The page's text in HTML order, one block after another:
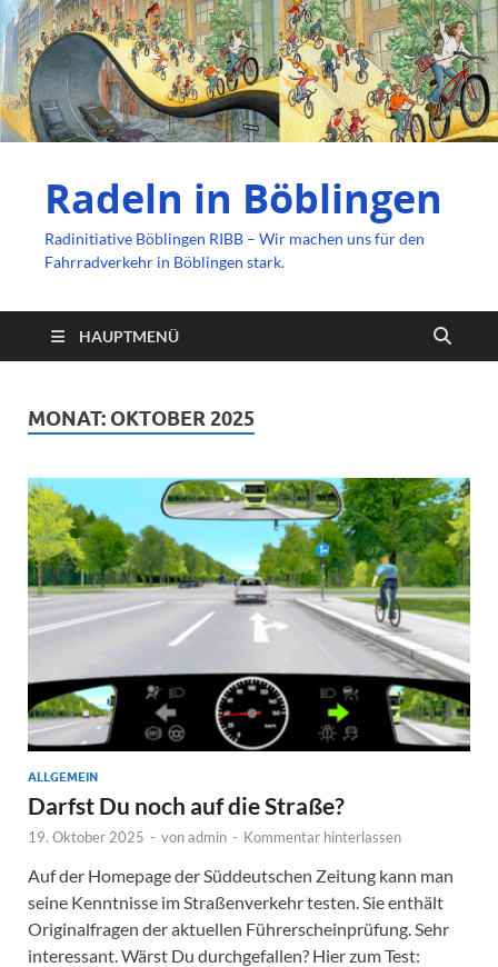
Radeln in Böblingen
Radinitiative Böblingen RIBB – Wir machen uns für den
Fahrradverkehr in Böblingen stark.
HAUPTMENÜ
MONAT: OKTOBER 2025
ALLGEMEIN
Darfst Du noch auf die Straße?
19. Oktober 2025 - vonadmin - Kommentar hinterlassen
Auf der Homepage der Süddeutschen Zeitung kann man
seine Kenntnisse im Straßenverkehr testen. Sie enthält
Originalfragen der aktuellen Führerscheinprüfung. Sehr
interessant. Wärst Du durchgefallen? Hier zum Test: